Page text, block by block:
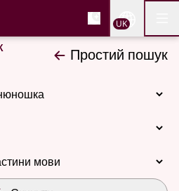
вмісту
букмола та
UK
Простий пошук